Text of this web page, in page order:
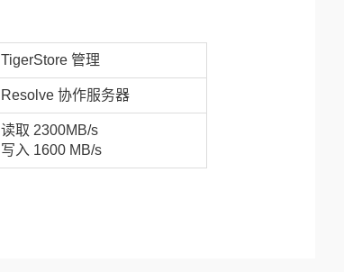
TigerStore 管理
Resolve 协作服务器
读取 2300MB/s
写入 1600 MB/s